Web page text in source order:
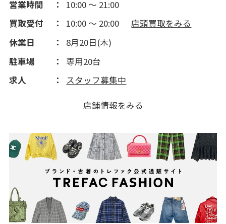
営業時間
10:00 ～ 21:00
買取受付
10:00 ～ 20:00
店頭買取をみる
休業日
8月20日(木)
駐車場
専用20台
求人
スタッフ募集中
店舗情報をみる